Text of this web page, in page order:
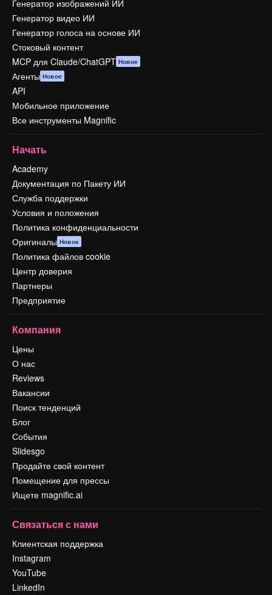
Генератор изображений ИИ
Генератор видео ИИ
Генератор голоса на основе ИИ
Стоковый контент
MCP для Claude/ChatGPT Новое
Агенты Новое
API
Мобильное приложение
Все инструменты Magnific
Начать
Academy
Документация по Пакету ИИ
Служба поддержки
Условия и положения
Политика конфиденциальности
Оригиналы Новое
Политика файлов cookie
Центр доверия
Партнеры
Предприятие
Компания
Цены
О нас
Reviews
Вакансии
Поиск тенденций
Блог
События
Slidesgo
Продайте свой контент
Помещение для прессы
Ищете magnific.ai
Связаться с нами
Клиентская поддержка
Instagram
YouTube
LinkedIn